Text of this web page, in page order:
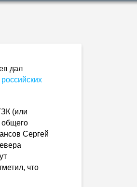
дал
(или
общего
Сергей
что